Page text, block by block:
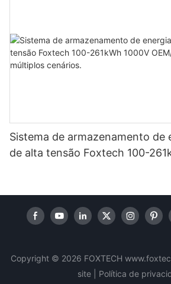
Sistema de armazenamento de
de alta tensão Foxtech 100-
Copyright © 2026 FOXTECH
site |
Política de